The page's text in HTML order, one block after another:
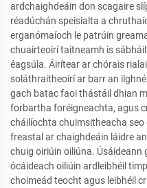
ardchaighdeáin don scagaire
réadúchán speisialta a
erganómaíoch le patrúin
chuairteoirí taitneamh is
éagsúla. Áirítear ar chórais
soláthraitheoirí ar barr an
gach batac faoi thástáil dhian
forbartha foréigneachta, agus
cháilíochta chuimsitheacha
freastal ar chaighdeáin láidre
chuig oiriúin oiliúna.
ócáideach oiliúin ardleibhéil
choimeád teocht agus leibhéil